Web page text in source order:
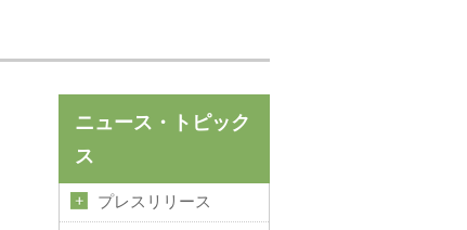
ニュース・トピック
ス
プレスリリース